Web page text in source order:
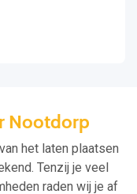
Nootdorp
het laten plaatsen
Tenzij je veel
raden wij je af